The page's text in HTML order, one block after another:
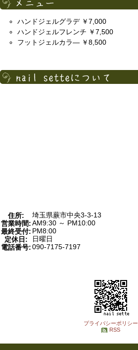
ハンドジェルグラデ ￥7,000
ハンドジェルフレンチ ￥7,500
フットジェルカラ― ￥8,500
住所:
埼玉県蕨市中央3-3-13
営業時間:AM9:30 ～ PM10:00
最終受付: PM8:00
定休日:
日曜日
電話番号:090-7175-7197
プライバシーポリシー
RSS